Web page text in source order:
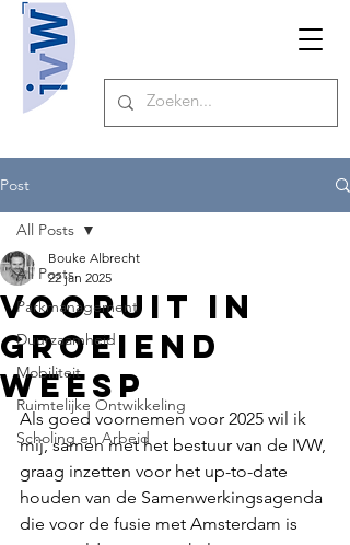
Post
All Posts
Parkmanagement
Duurzaamheid
Mobiliteit
Ruimtelijke Ontwikkeling
Scholing en Arbeid
All Posts
Vooruit in
groeiend
Weesp
Bouke Albrecht
22 jan 2025
Als goed voornemen voor 2025 wil ik
mij, samen met het bestuur van de IVW,
graag inzetten voor het up-to-date
houden van de Samenwerkingsagenda
die voor de fusie met Amsterdam is